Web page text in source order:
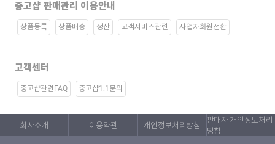
중고샵 판매관리 이용안내
상품등록 상품배송 정산 고객서비스관련 사업자회원전환
고객센터
중고샵관련FAQ 중고샵1:1문의
회사소개 이용약관 개인정보처리방침
판매자 개인정보처리
방침